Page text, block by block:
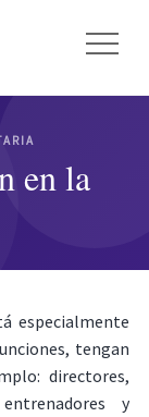
en la
especialmente
tengan
directores,
y